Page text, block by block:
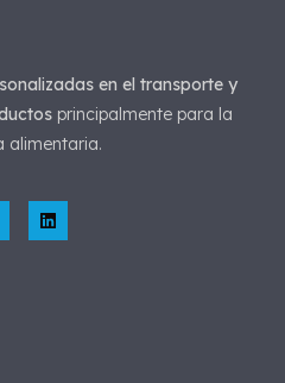
en el transporte y
principalmente para la
alimentaria.